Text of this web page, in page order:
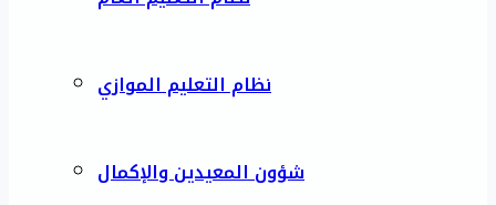
نظام التعليم الموازي
شؤون المعيدين والإكمال